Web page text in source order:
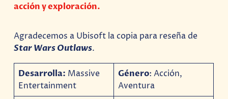
acción y exploración.
Agradecemos a Ubisoft la copia para reseña de
Star Wars Outlaws.
Desarrolla: Massive
Entertainment
Género: Acción,
Aventura